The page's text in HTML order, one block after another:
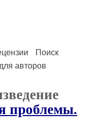
Поиск
авторов
проблемы.